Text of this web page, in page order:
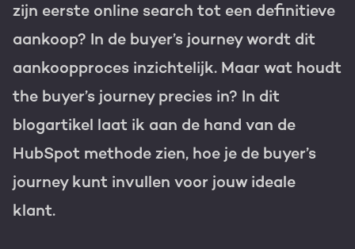
Growth-driven design
zijn eerste online search tot een definitieve
aankoop? In de buyer’s journey wordt dit
aankoopproces inzichtelijk. Maar wat houdt
the buyer’s journey precies in? In dit
blogartikel laat ik aan de hand van de
HubSpot methode zien, hoe je de buyer’s
journey kunt invullen voor jouw ideale
klant.